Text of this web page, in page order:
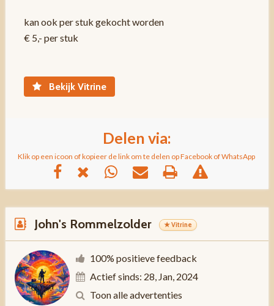
kan ook per stuk gekocht worden
€ 5,- per stuk
Bekijk Vitrine
Delen via:
Klik op een icoon of kopieer de link om te delen op Facebook of WhatsApp
John's Rommelzolder ★ Vitrine
100% positieve feedback
Actief sinds: 28, Jan, 2024
Toon alle advertenties